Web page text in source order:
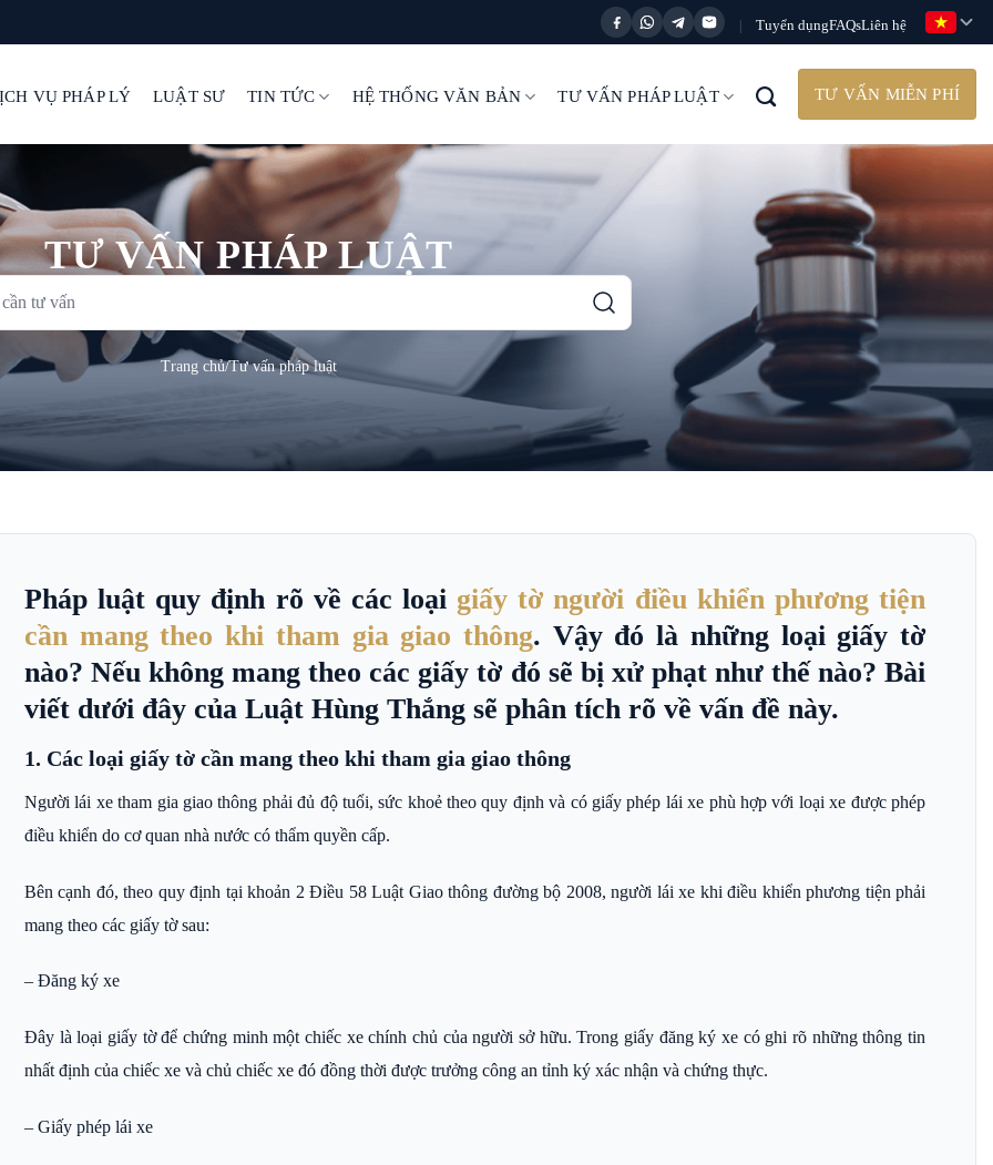
| Tuyển dụngFAQsLiên hệ
VỤ PHÁP LÝ LUẬT SƯ TIN TỨC HỆ THỐNG VĂN BẢN TƯ VẤN PHÁP LUẬT TƯ VẤN MIỄN PHÍ
TƯ VẤN PHÁP LUẬT
Trang chủ/Tư vấn pháp luật
Pháp luật quy định rõ về các loại giấy tờ người điều khiển phương tiện
cần mang theo khi tham gia giao thông. Vậy đó là những loại giấy tờ
nào? Nếu không mang theo các giấy tờ đó sẽ bị xử phạt như thế nào? Bài
viết dưới đây của Luật Hùng Thắng sẽ phân tích rõ về vấn đề này.
1. Các loại giấy tờ cần mang theo khi tham gia giao thông
Người lái xe tham gia giao thông phải đủ độ tuổi, sức khoẻ theo quy định và có giấy phép lái xe phù hợp với loại xe được phép
điều khiển do cơ quan nhà nước có thẩm quyền cấp.
Bên cạnh đó, theo quy định tại khoản 2 Điều 58 Luật Giao thông đường bộ 2008, người lái xe khi điều khiển phương tiện phải
mang theo các giấy tờ sau:
– Đăng ký xe
Đây là loại giấy tờ để chứng minh một chiếc xe chính chủ của người sở hữu. Trong giấy đăng ký xe có ghi rõ những thông tin
nhất định của chiếc xe và chủ chiếc xe đó đồng thời được trưởng công an tỉnh ký xác nhận và chứng thực.
– Giấy phép lái xe